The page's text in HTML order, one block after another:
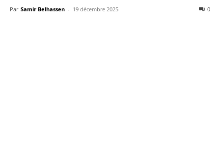
Par Samir Belhassen - 19 décembre 2025 0